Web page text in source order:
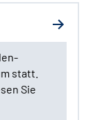
statt.
Sie